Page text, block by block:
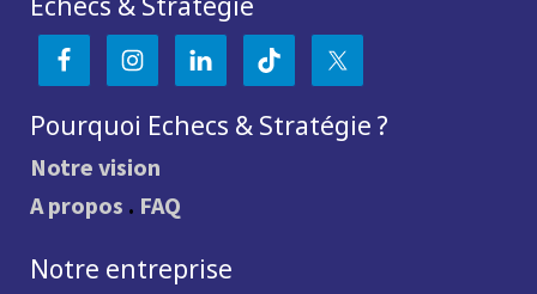
Pourquoi Echecs & Stratégie ?
Notre vision
A propos . FAQ
Notre entreprise